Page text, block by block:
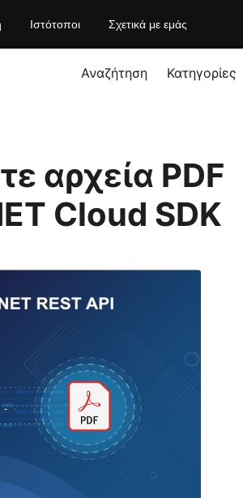
Ιστότοποι Σχετικά με εμάς
Αναζήτηση Κατηγορίες
αρχεία PDF
Cloud SDK